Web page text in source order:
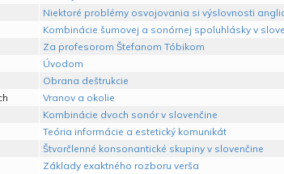
Niektoré problémy osvojovania si výslovnosti
Kombinácie šumovej a sonórnej spoluhlásky v
Za profesorom Štefanom Tóbikom
Úvodom
Obrana deštrukcie
Vranov a okolie
Kombinácie dvoch sonór v slovenčine
Teória informácie a estetický komunikát
Štvorčlenné konsonantické skupiny v slovenčine
Základy exaktného rozboru verša